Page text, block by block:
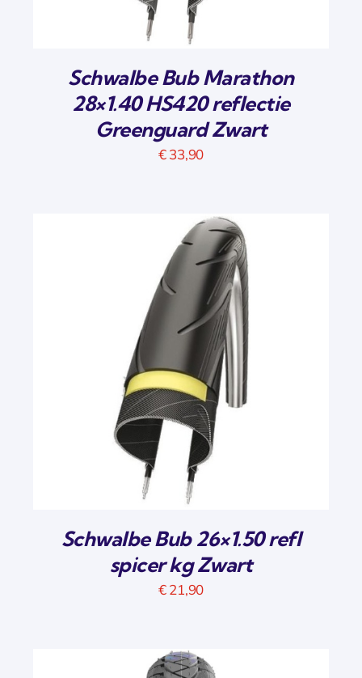
Schwalbe Bub Marathon
28×1.40 HS420 reflectie
Greenguard Zwart
€33,90
Schwalbe Bub 26×1.50 refl
spicer kg Zwart
€21,90